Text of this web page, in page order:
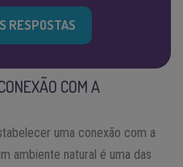
RESPOSTAS
COM A
uma conexão com a
ambiente natural é uma das